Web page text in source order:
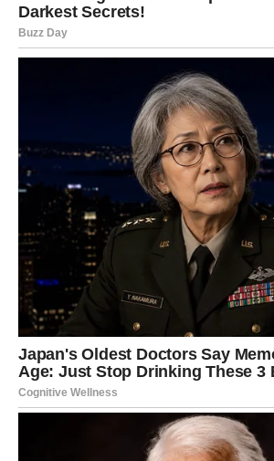
Pred vama su veoma zanimljivi i
Rakovi su među znakovima kojima
preokret.
Jedna bivša ljubav sada više ne može
želi novu priliku sa vama.
Poruka mijenja sve što ste
Pred vama su veoma nježni i sudbinski
LAV
Lavovima dolazi poziv ili poruka koja ih